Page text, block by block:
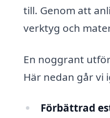
till. Genom att
verktyg och
En noggrant
Här nedan går vi
Förbättrad